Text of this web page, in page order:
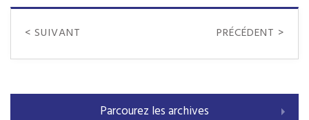
< SUIVANT PRÉCÉDENT >
Parcourez les archives